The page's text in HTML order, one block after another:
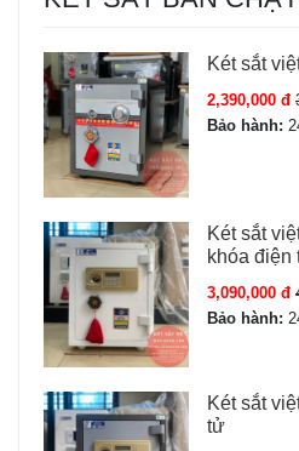
Két sắt
2,390,000 đ
Bảo hành:
Két sắt
khóa điện
3,090,000 đ
Bảo hành:
Két sắt
tử